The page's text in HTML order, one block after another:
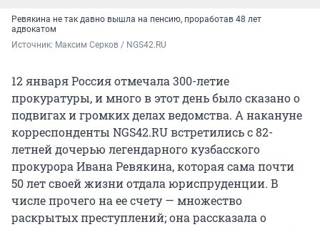
Ревякина не так давно вышла на пенсию, проработав 48 лет
адвокатом
Источник: Максим Серков / NGS42.RU
12 января Россия отмечала 300-летие
прокуратуры, и много в этот день было сказано о
подвигах и громких делах ведомства. А накануне
корреспонденты NGS42.RU встретились с 82-
летней дочерью легендарного кузбасского
прокурора Ивана Ревякина, которая сама почти
50 лет своей жизни отдала юриспруденции. В
числе прочего на ее счету — множество
раскрытых преступлений; она рассказала о